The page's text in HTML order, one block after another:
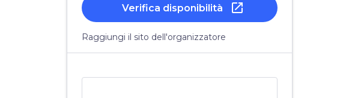
Verifica disponibilità open_in_new
Raggiungi il sito dell'organizzatore